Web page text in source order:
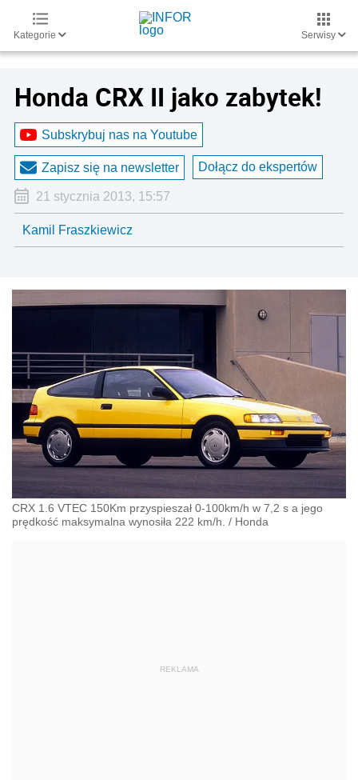
Kategorie Serwisy
Honda CRX II jako zabytek!
Subskrybuj nas na Youtube
Zapisz się na newsletter Dołącz do ekspertów
21 stycznia 2013, 15:57
Kamil Fraszkiewicz
CRX 1.6 VTEC 150Km przyspieszał 0-100km/h w 7,2 s a jego
prędkość maksymalna wynosiła 222 km/h. / Honda